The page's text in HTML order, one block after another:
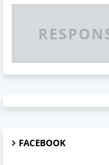
FACEBOOK